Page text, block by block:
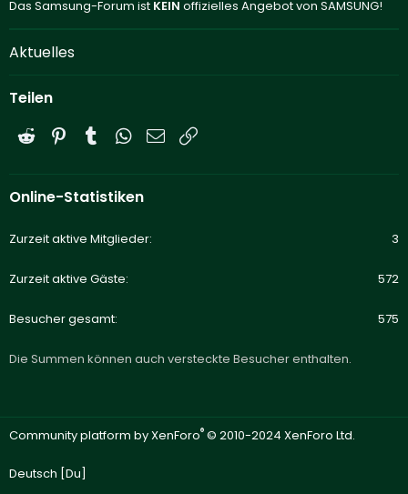
Das Samsung-Forum ist KEIN offizielles Angebot von SAMSUNG!
Aktuelles
Teilen
Reddit PinterestTumblrWhatsApp
E-Mail
Online-Statistiken
Zurzeit aktive Mitglieder 3
Zurzeit aktive Gäste 572
Besucher gesamt 575
Die Summen können auch versteckte Besucher enthalten.
Community platform by XenForo® © 2010-2024 XenForo Ltd.
Deutsch [Du]